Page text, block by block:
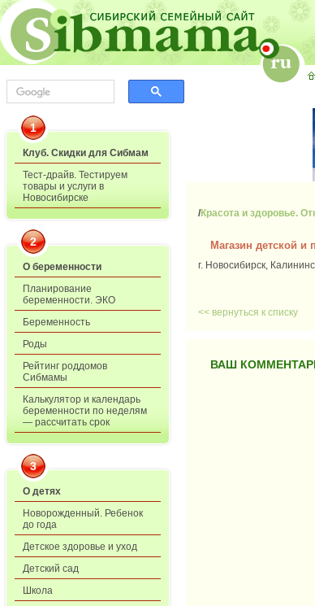
1
Клуб. Скидки для Сибмам
Тест-драйв. Тестируем
товары и услуги в
Новосибирске
2
О беременности
Планирование
беременности. ЭКО
Беременность
Роды
Рейтинг роддомов
Сибмамы
Калькулятор и календарь
беременности по неделям
— рассчитать срок
3
О детях
Новорожденный. Ребенок
до года
Детское здоровье и уход
Детский сад
Школа
/Красота и здоровье.
Магазин детской
г. Новосибирск,
<< вернуться к списку
ВАШ